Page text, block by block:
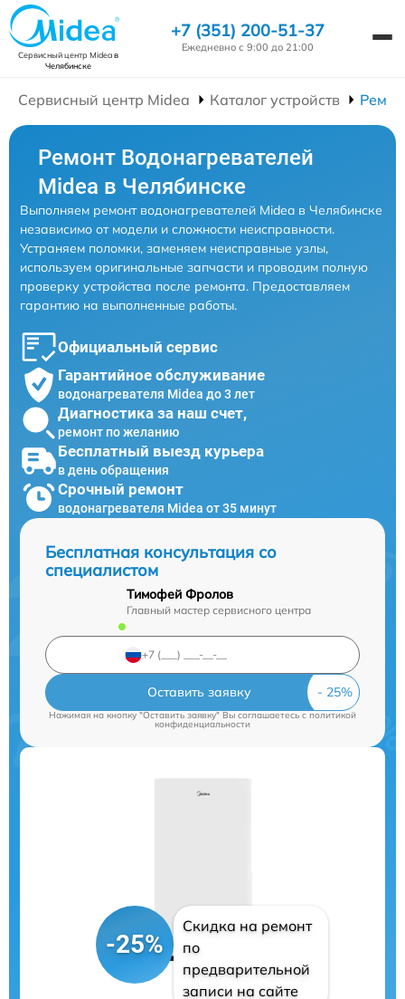
Сервисный центр Mideaв
Челябинске
+7 (351) 200-51-37
Ежедневно с 9:00 до 21:00
Сервисный центр Midea Каталог устройств
Ремонт Водонагревателей
Midea в Челябинске
Выполняем ремонт водонагревателей Midea в Челябинске
независимо от модели и сложности неисправности.
Устраняем поломки, заменяем неисправные узлы,
используем оригинальные запчасти и проводим полную
проверку устройства после ремонта. Предоставляем
гарантию на выполненные работы.
Официальный сервис
Гарантийное обслуживание
водонагревателя Midea до 3 лет
Диагностика за наш счет,
ремонт по желанию
Бесплатный выезд курьера
в день обращения
Срочный ремонт
водонагревателя Midea от 35 минут
Бесплатная консультация со
специалистом
Тимофей Фролов
Главный мастер сервисного центра
Оставить заявку
Нажимая на кнопку "Оставить заявку" Вы соглашаетесь cполитикой
конфиденциальности
-25%
Скидка на ремонт
по
предварительной
записи на сайте